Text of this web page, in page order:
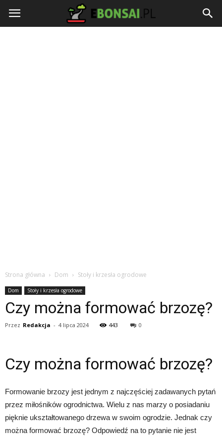
Strona główna Dom Stoły i krzesła ogrodowe
Dom Stoły i krzesła ogrodowe
Czy można formować brzozę?
Przez Redakcja - 4 lipca 2024 443 0
Czy można formować brzozę?
Formowanie brzozy jest jednym z najczęściej zadawanych pytań
przez miłośników ogrodnictwa. Wielu z nas marzy o posiadaniu
pięknie ukształtowanego drzewa w swoim ogrodzie. Jednak czy
można formować brzozę? Odpowiedź na to pytanie nie jest